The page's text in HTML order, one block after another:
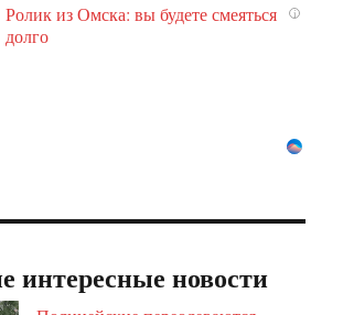
i
Ролик из Омска: вы будете смеяться
долго
интересные новости